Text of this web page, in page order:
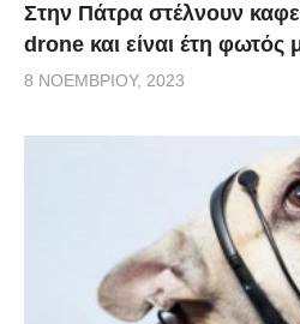
Στην Πάτρα στέλνουν
drone και είναι έτη φωτός
8 ΝΟΕΜΒΡΊΟΥ, 2023